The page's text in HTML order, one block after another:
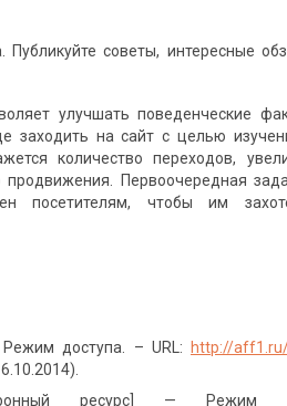
советы, интересные
улучшать поведенческие
заходить на сайт с целью
количество переходов,
Первоочередная
чтобы им
доступа. – URL:
http://
ресурс] — Режим